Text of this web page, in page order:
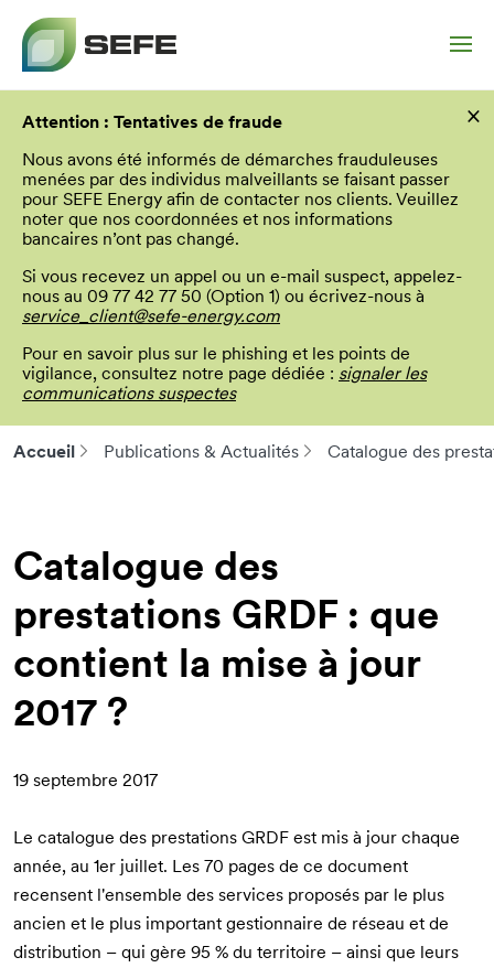
principal
Attention : Tentatives de fraude
Nous avons été informés de démarches frauduleuses
menées par des individus malveillants se faisant passer
pour SEFE Energy afin de contacter nos clients. Veuillez
noter que nos coordonnées et nos informations
bancaires n’ont pas changé.
Si vous recevez un appel ou un e-mail suspect, appelez-
nous au 09 77 42 77 50 (Option 1) ou écrivez-nous à
service_client@sefe-energy.com
Pour en savoir plus sur le phishing et les points de
vigilance, consultez notre page dédiée : signaler les
communications suspectes
×
Accueil Publications & Actualités Catalogue des
Catalogue des
prestations GRDF : que
contient la mise à jour
2017 ?
19 septembre 2017
Le catalogue des prestations GRDF est mis à jour chaque
année, au 1er juillet. Les 70 pages de ce document
recensent l'ensemble des services proposés par le plus
ancien et le plus important gestionnaire de réseau et de
distribution – qui gère 95 % du territoire – ainsi que leurs